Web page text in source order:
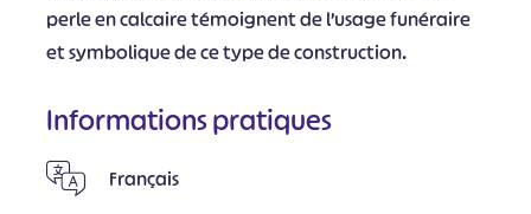
perle en calcaire témoignent de l’usage funéraire
et symbolique de ce type de construction.
Informations pratiques
Français